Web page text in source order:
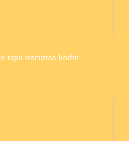
tapa toteuttaa kodin